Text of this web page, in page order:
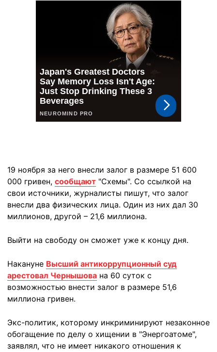
19 ноября за него внесли залог в размере 51 600
000 гривен, сообщают "Схемы". Со ссылкой на
свои источники, журналисты пишут, что залог
внесли два физических лица. Один из них дал 30
миллионов, другой – 21,6 миллиона.
Выйти на свободу он сможет уже к концу дня.
Накануне Высший антикоррупционный суд
арестовал Чернышова на 60 суток с
возможностью внести залог в размере 51,6
миллиона гривен.
Экс-политик, которому инкриминируют незаконное
обогащение по делу о хищении в "Энергоатоме",
заявлял, что не имеет никакого отношения к